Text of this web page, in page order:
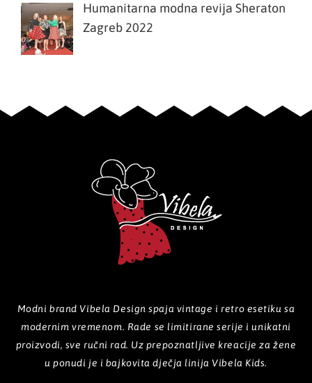
Humanitarna modna revija Sheraton
Zagreb 2022
Modni brand Vibela Design spaja vintage i retro esetiku sa
modernim vremenom. Rade se limitirane serije i unikatni
proizvodi, sve ručni rad. Uz prepoznatljive kreacije za žene
u ponudi je i bajkovita dječja linija Vibela Kids.